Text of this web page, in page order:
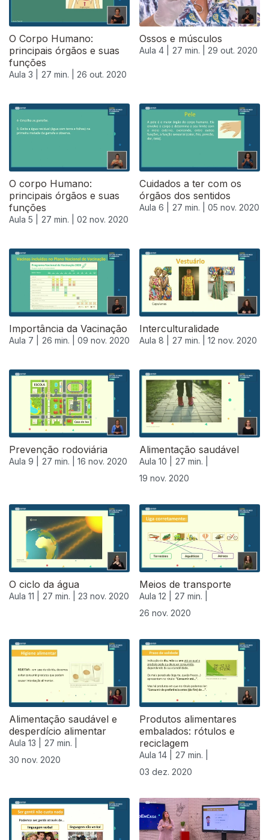
O Corpo Humano:
principais órgãos e suas
funções
Aula 3 | 27 min. | 26 out. 2020
Ossos e músculos
Aula 4 | 27 min. | 29 out. 2020
O corpo Humano:
principais órgãos e suas
funções
Aula 5 | 27 min. | 02 nov. 2020
Cuidados a ter com os
órgãos dos sentidos
Aula 6 | 27 min. | 05 nov. 2020
Importância da Vacinação
Aula 7 | 26 min. | 09 nov. 2020
Interculturalidade
Aula 8 | 27 min. | 12 nov. 2020
Prevenção rodoviária
Aula 9 | 27 min. | 16 nov. 2020
Alimentação saudável
Aula 10 |
27 min. |
19 nov. 2020
O ciclo da água
Aula 11 | 27 min. | 23 nov. 2020
Meios de transporte
Aula 12 |
27 min. |
26 nov. 2020
508486
Alimentação saudável e
desperdício alimentar
Aula 13 |
27 min. |
30 nov. 2020
Produtos alimentares
embalados: rótulos e
reciclagem
Aula 14 |
27 min. |
03 dez. 2020